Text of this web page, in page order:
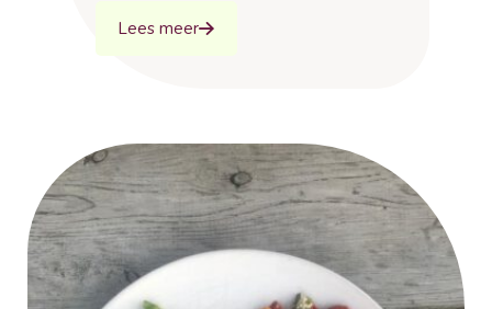
Lees meer